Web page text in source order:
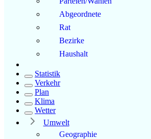
Abgeordnete
Rat
Bezirke
Haushalt
Statistik
Verkehr
Plan
Klima
Wetter
Umwelt
Geographie